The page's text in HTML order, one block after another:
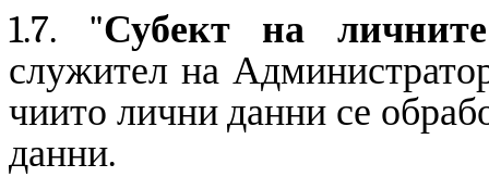
1.7. "Субект на
служител на
чиито лични данни се
данни.